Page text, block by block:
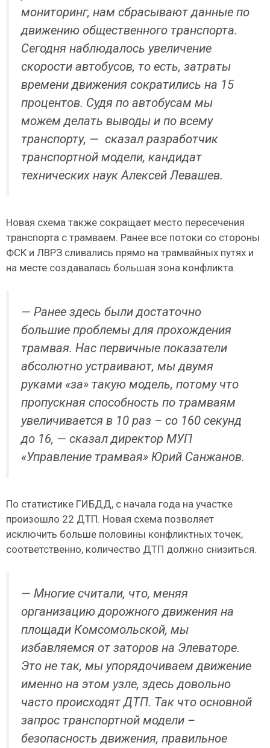
мониторинг, нам сбрасывают данные по
движению общественного транспорта.
Сегодня наблюдалось увеличение
скорости автобусов, то есть, затраты
времени движения сократились на 15
процентов. Судя по автобусам мы
можем делать выводы и по всему
транспорту, — сказал разработчик
транспортной модели, кандидат
технических наук Алексей Левашев.
Новая схема также сокращает место пересечения
транспорта с трамваем. Ранее все потоки со стороны
ФСК и ЛВРЗ сливались прямо на трамвайных путях и
на месте создавалась большая зона конфликта.
— Ранее здесь были достаточно
большие проблемы для прохождения
трамвая. Нас первичные показатели
абсолютно устраивают, мы двумя
руками «за» такую модель, потому что
пропускная способность по трамваям
увеличивается в 10 раз – со 160 секунд
до 16, — сказал директор МУП
«Управление трамвая» Юрий Санжанов.
По статистике ГИБДД, с начала года на участке
произошло 22 ДТП. Новая схема позволяет
исключить больше половины конфликтных точек,
соответственно, количество ДТП должно снизиться.
— Многие считали, что, меняя
организацию дорожного движения на
площади Комсомольской, мы
избавляемся от заторов на Элеваторе.
Это не так, мы упорядочиваем движение
именно на этом узле, здесь довольно
часто происходят ДТП. Так что основной
запрос транспортной модели –
безопасность движения, правильное